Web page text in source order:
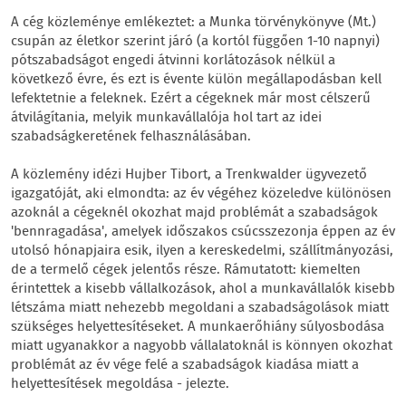
A cég közleménye emlékeztet: a Munka törvénykönyve (Mt.)
csupán az életkor szerint járó (a kortól függően 1-10 napnyi)
pótszabadságot engedi átvinni korlátozások nélkül a
következő évre, és ezt is évente külön megállapodásban kell
lefektetnie a feleknek. Ezért a cégeknek már most célszerű
átvilágítania, melyik munkavállalója hol tart az idei
szabadságkeretének felhasználásában.
A közlemény idézi Hujber Tibort, a Trenkwalder ügyvezető
igazgatóját, aki elmondta: az év végéhez közeledve különösen
azoknál a cégeknél okozhat majd problémát a szabadságok
'bennragadása', amelyek időszakos csúcsszezonja éppen az év
utolsó hónapjaira esik, ilyen a kereskedelmi, szállítmányozási,
de a termelő cégek jelentős része. Rámutatott: kiemelten
érintettek a kisebb vállalkozások, ahol a munkavállalók kisebb
létszáma miatt nehezebb megoldani a szabadságolások miatt
szükséges helyettesítéseket. A munkaerőhiány súlyosbodása
miatt ugyanakkor a nagyobb vállalatoknál is könnyen okozhat
problémát az év vége felé a szabadságok kiadása miatt a
helyettesítések megoldása - jelezte.